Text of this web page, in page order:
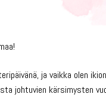
ja vaikka olen
johtuvien kärsimysten